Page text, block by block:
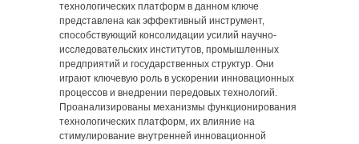
технологических платформ в данном ключе
представлена как эффективный инструмент,
способствующий консолидации усилий научно-
исследовательских институтов, промышленных
предприятий и государственных структур. Они
играют ключевую роль в ускорении инновационных
процессов и внедрении передовых технологий.
Проанализированы механизмы функционирования
технологических платформ, их влияние на
стимулирование внутренней инновационной